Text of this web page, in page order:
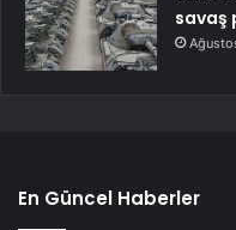
savaş
En Güncel Haberler